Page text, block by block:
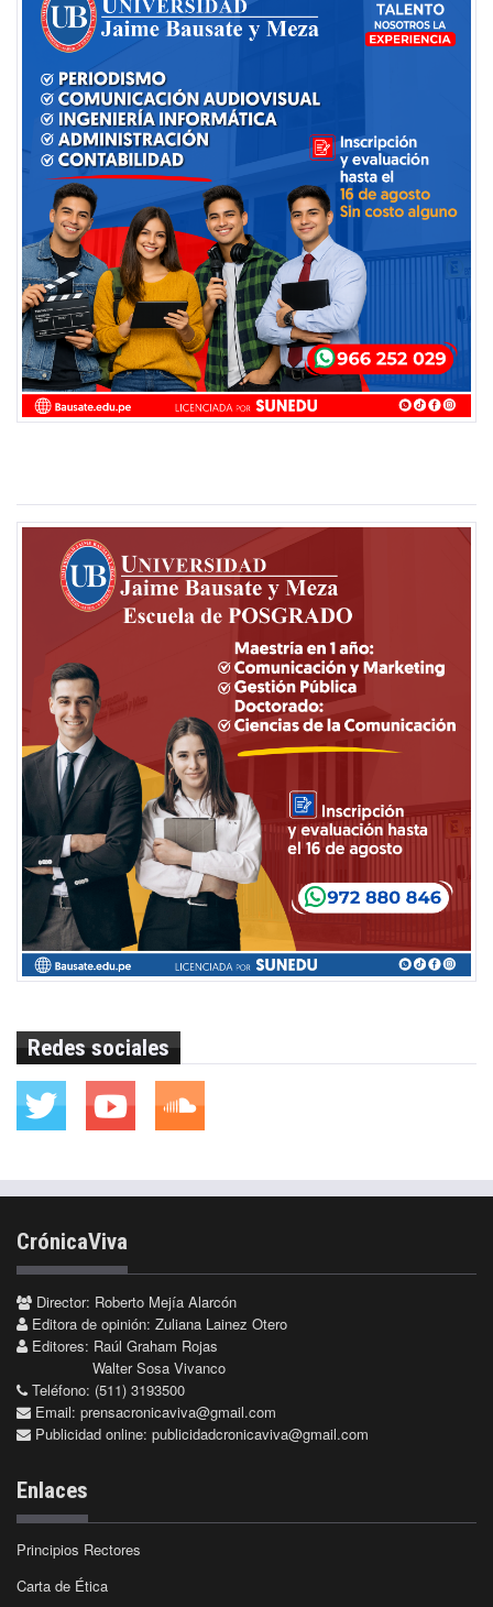
Redes sociales
CrónicaViva
Director: Roberto Mejía Alarcón
Editora de opinión: Zuliana Lainez Otero
Editores: Raúl Graham Rojas
Walter Sosa Vivanco
Teléfono: (511) 3193500
Email: prensacronicaviva@gmail.com
Publicidad online: publicidadcronicaviva@gmail.com
Enlaces
Principios Rectores
Carta de Ética